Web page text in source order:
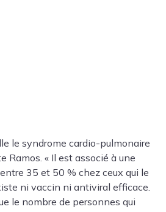
le syndrome cardio-pulmonaire
Ramos. « Il est associé à une
35 et 50 % chez ceux qui le
ni vaccin ni antiviral efficace.
le nombre de personnes qui